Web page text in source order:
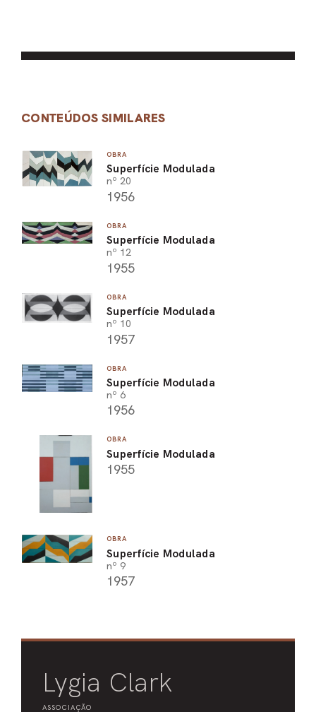
CONTEÚDOS SIMILARES
OBRA
Superfície Modulada
nº 20
1956
OBRA
Superfície Modulada
nº 12
1955
OBRA
Superfície Modulada
nº 10
1957
OBRA
Superfície Modulada
nº 6
1956
OBRA
Superfície Modulada
1955
OBRA
Superfície Modulada
nº 9
1957
Lygia Clark
ASSOCIAÇÃO